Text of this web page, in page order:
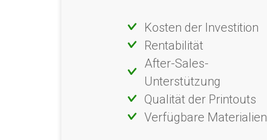
Kosten der Investition
Rentabilität
After-Sales-
Unterstützung
Qualität der Printouts
Verfügbare Materialien